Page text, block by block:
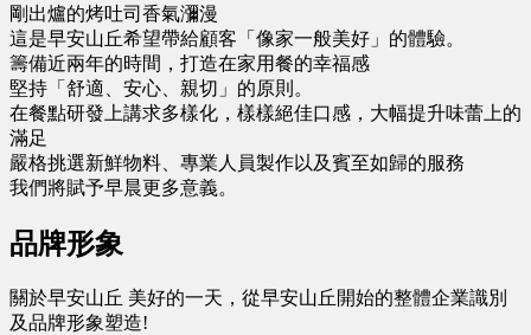
剛出爐的烤吐司香氣瀰漫
這是早安山丘希望帶給顧客「像家一般美好」的體驗。
籌備近兩年的時間，打造在家用餐的幸福感
堅持「舒適、安心、親切」的原則。
在餐點研發上講求多樣化，樣樣絕佳口感，大幅提升味蕾上的
滿足
嚴格挑選新鮮物料、專業人員製作以及賓至如歸的服務
我們將賦予早晨更多意義。
品牌形象
關於早安山丘 美好的一天，從早安山丘開始的整體企業識別
及品牌形象塑造!